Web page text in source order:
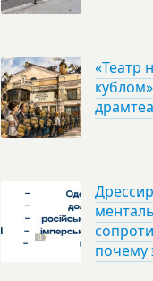
«Театр
почему